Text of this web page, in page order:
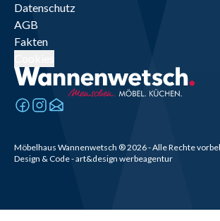
Datenschutz
AGB
Fakten
Möbelhaus Wannenwetsch ®2026- Alle Rechte
Design & Code - art&design werbeagentur